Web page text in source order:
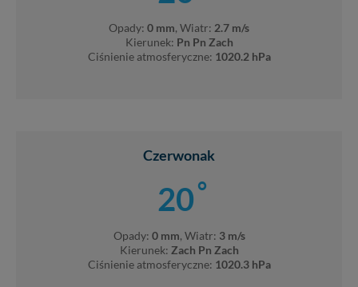
Opady: 0 mm, Wiatr: 2.7 m/s
Kierunek: Pn Pn Zach
Ciśnienie atmosferyczne: 1020.2 hPa
Czerwonak
20°
Opady: 0 mm, Wiatr: 3 m/s
Kierunek: Zach Pn Zach
Ciśnienie atmosferyczne: 1020.3 hPa